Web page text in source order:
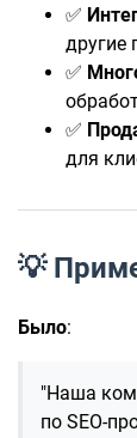
✅
другие
✅
✅
для
💡
Было:
"Наша
по SEO-